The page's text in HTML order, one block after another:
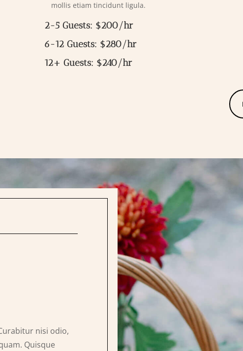
mollis etiam tincidunt ligula.
2-5 Guests: $200/hr
6-12 Guests: $280/hr
12+ Guests: $240/hr
nisi odio,
Quisque